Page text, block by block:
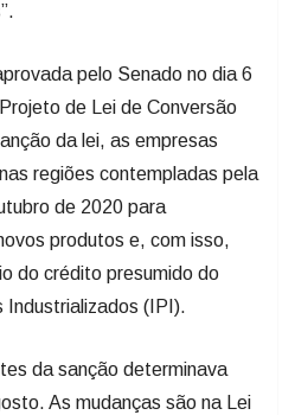
pelo Senado no dia 6
de Lei de Conversão
da lei, as empresas
regiões contempladas pela
de 2020 para
produtos e, com isso,
do crédito presumido do
Industrializados (IPI).
da sanção determinava
As mudanças são na Lei